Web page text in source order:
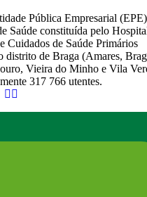
Pública Empresarial (EPE)
Saúde constituída pelo
Cuidados de Saúde Primários
distrito de Braga (Amares,
Vieira do Minho e Vila
317 766 utentes.